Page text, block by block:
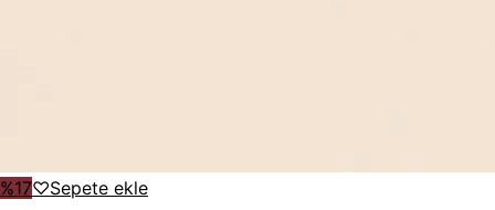
%17♡Sepete ekle